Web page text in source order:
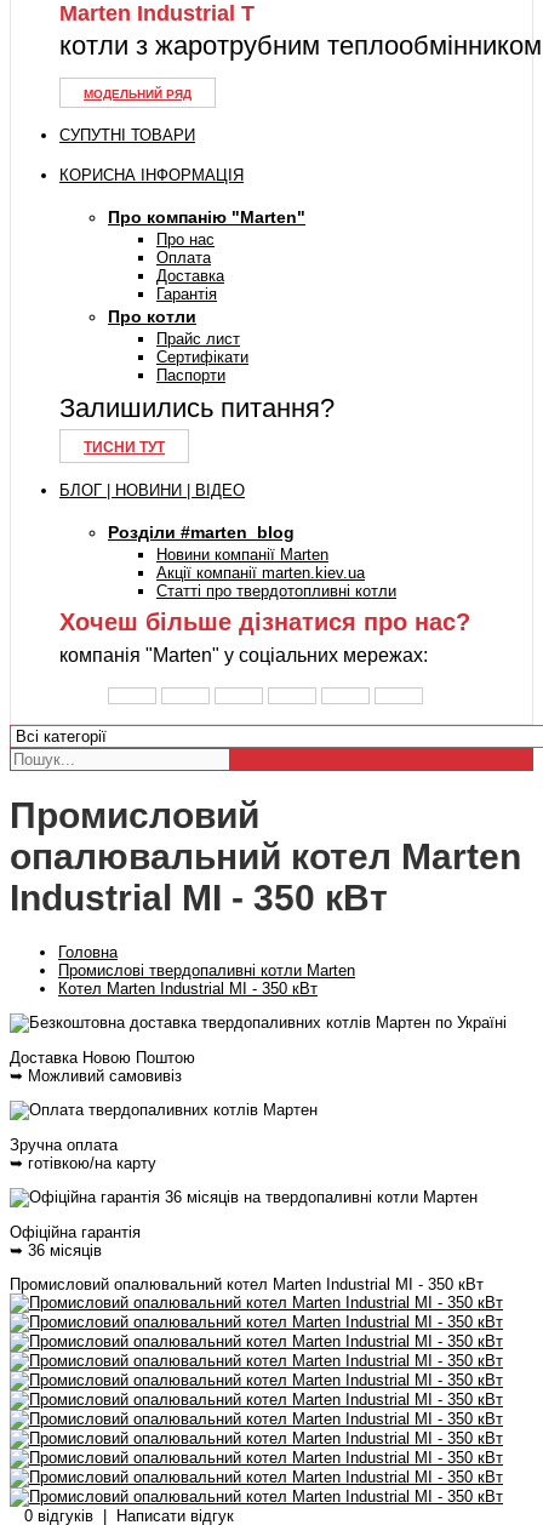
Marten Industrial Т
котли з жаротрубним теплообмінником
МОДЕЛЬНИЙ РЯД
СУПУТНІ ТОВАРИ
КОРИСНА ІНФОРМАЦІЯ
Про компанію "Marten"
Про нас
Оплата
Доставка
Гарантія
Про котли
Прайс лист
Сертифікати
Паспорти
Залишились питання?
ТИСНИ ТУТ
БЛОГ | НОВИНИ | ВІДЕО
Розділи #marten_blog
Новини компанії Marten
Акції компанії marten.kiev.ua
Статті про твердотопливні котли
Хочеш більше дізнатися про нас?
компанія "Marten" у соціальних мережах:
Промисловий
опалювальний котел Marten
Industrial MI - 350 кВт
Головна
Промислові твердопаливні котли Marten
Котел Marten Industrial MI - 350 кВт
Доставка Новою Поштою
➥ Можливий самовивіз
Зручна оплата
➥ готівкою/на карту
Офіційна гарантія
➥ 36 місяців
Промисловий опалювальний котел Marten Industrial MI - 350 кВт
0 відгуків Написати відгук